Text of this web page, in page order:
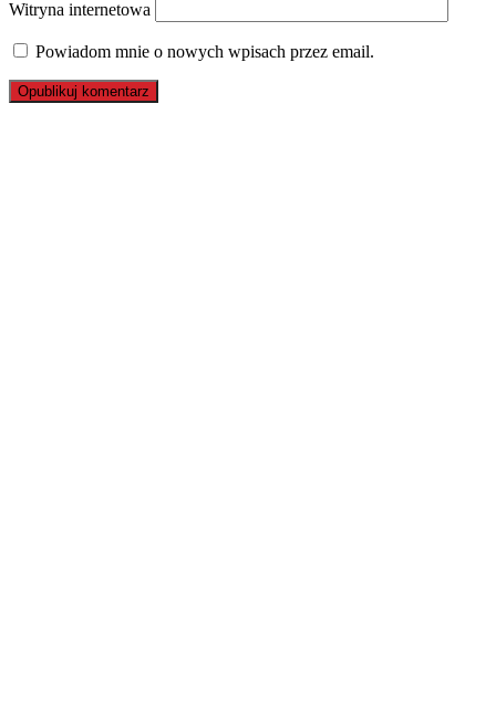
Witryna internetowa
Powiadom mnie o nowych wpisach przez email.